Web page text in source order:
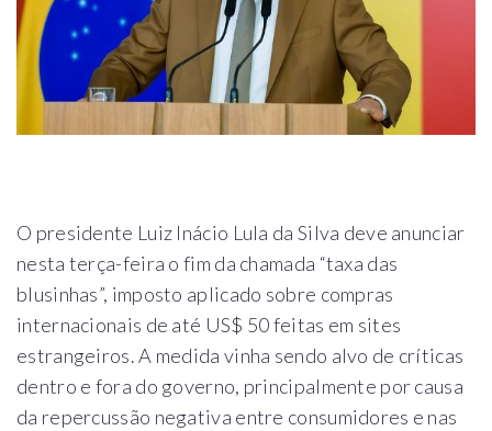
O presidente Luiz Inácio Lula da Silva deve anunciar
nesta terça-feira o fim da chamada “taxa das
blusinhas”, imposto aplicado sobre compras
internacionais de até US$ 50 feitas em sites
estrangeiros. A medida vinha sendo alvo de críticas
dentro e fora do governo, principalmente por causa
da repercussão negativa entre consumidores e nas